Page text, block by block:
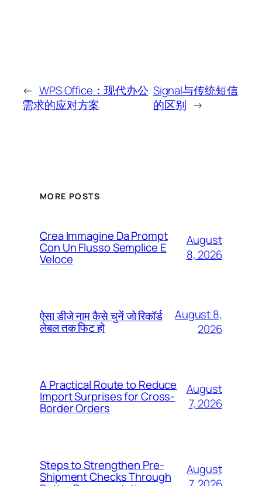
← WPS Office：现代办公
需求的应对方案
Signal与传统短信
的区别 →
MORE POSTS
Crea Immagine Da Prompt
Con Un Flusso Semplice E
Veloce
August
8, 2026
ऐसा डीजे नाम कैसे चुनें जो रिकॉर्ड
लेबल तक फिट हो
August 8,
2026
A Practical Route to Reduce
Import Surprises for Cross-
Border Orders
August
7, 2026
Steps to Strengthen Pre-
Shipment Checks Through
August